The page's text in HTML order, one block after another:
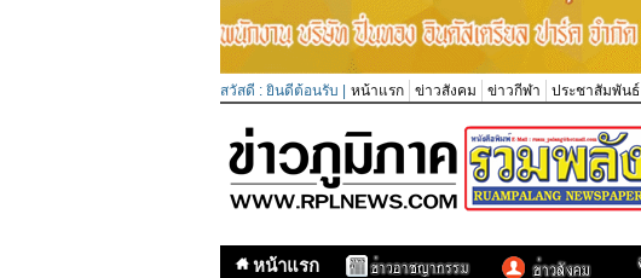
สวัสดี : ยินดีต้อนรับ | หน้าแรก ข่าวสังคม ข่าวกีฬา ประชาสัมพันธ์
หน้าแรก